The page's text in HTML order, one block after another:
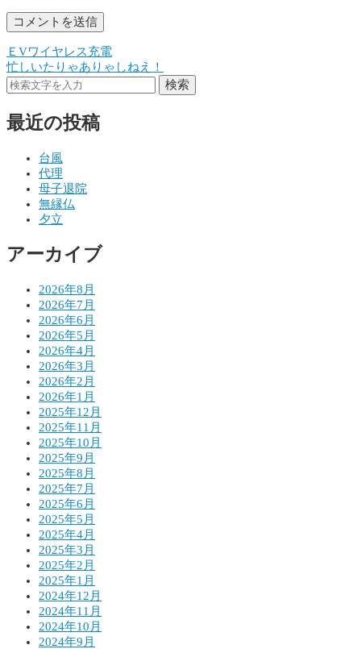
投
稿
ビ
ン
ＥVワイヤレス充電
忙しいたりゃありゃしねえ！
検索
最近の投稿
台風
代理
母子退院
無縁仏
夕立
アーカイブ
2026年8月
2026年7月
2026年6月
2026年5月
2026年4月
2026年3月
2026年2月
2026年1月
2025年12月
2025年11月
2025年10月
2025年9月
2025年8月
2025年7月
2025年6月
2025年5月
2025年4月
2025年3月
2025年2月
2025年1月
2024年12月
2024年11月
2024年10月
2024年9月